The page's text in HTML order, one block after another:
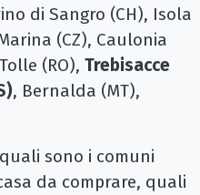
di Sangro (CH), Isola
(CZ), Caulonia
(RO), Trebisacce
, Bernalda (MT),
sono i comuni
da comprare, quali